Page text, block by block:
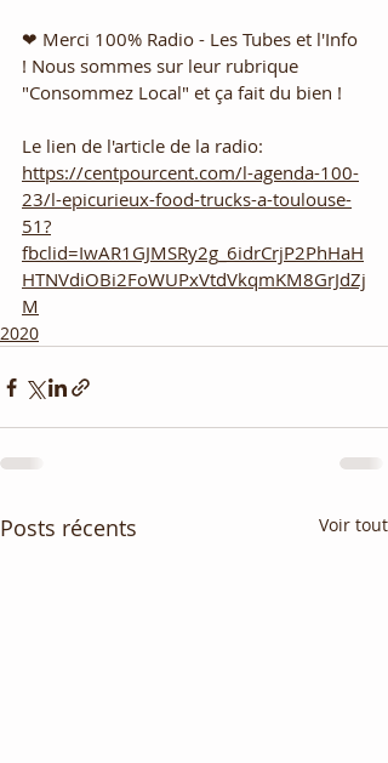
❤ Merci 100% Radio - Les Tubes et l'Info
! Nous sommes sur leur rubrique
"Consommez Local" et ça fait du bien !
Le lien de l'article de la radio:
https://centpourcent.com/l-agenda-100-
23/l-epicurieux-food-trucks-a-toulouse-
51?
fbclid=IwAR1GJMSRy2g_6idrCrjP2PhHaH
HTNVdiOBi2FoWUPxVtdVkqmKM8GrJdZj
M
2020
Posts récents Voir tout